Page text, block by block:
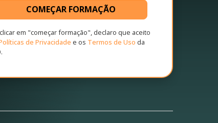
COMEÇAR FORMAÇÃO
em "começar formação", declaro que aceito
de Privacidade e os Termos de Uso da